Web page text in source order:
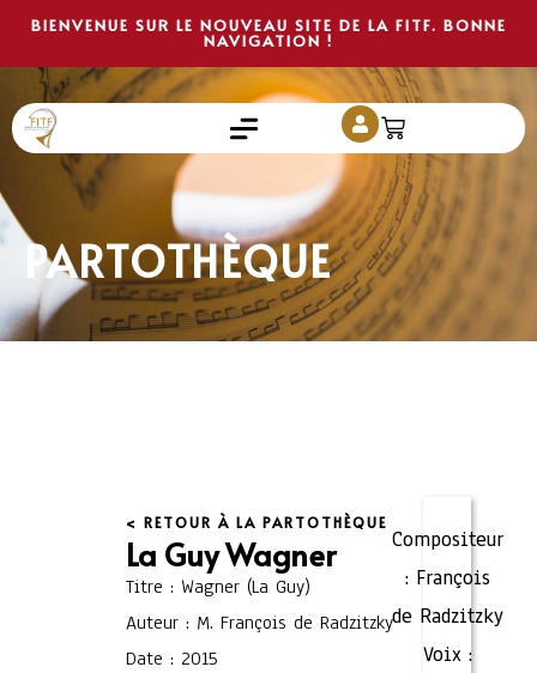
BIENVENUE SUR LE NOUVEAU SITE DE LA FITF. BONNE
NAVIGATION !
PARTOTHÈQUE
< RETOUR À LA PARTOTHÈQUE
La Guy Wagner
Titre : Wagner (La Guy)
Auteur : M. François de Radzitzky
Date : 2015
Compositeur
: François
de Radzitzky
Voix :